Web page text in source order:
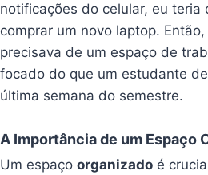
notificações do celular, eu teria
comprar um novo laptop.
precisava de um espaço de
focado do que um estudante
última semana do semestre.
A Importância de um Espaço
Um espaçoorganizado é